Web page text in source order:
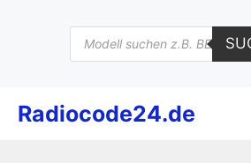
Products
search
Radiocode24.de